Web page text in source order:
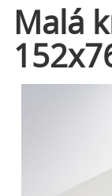
Malá